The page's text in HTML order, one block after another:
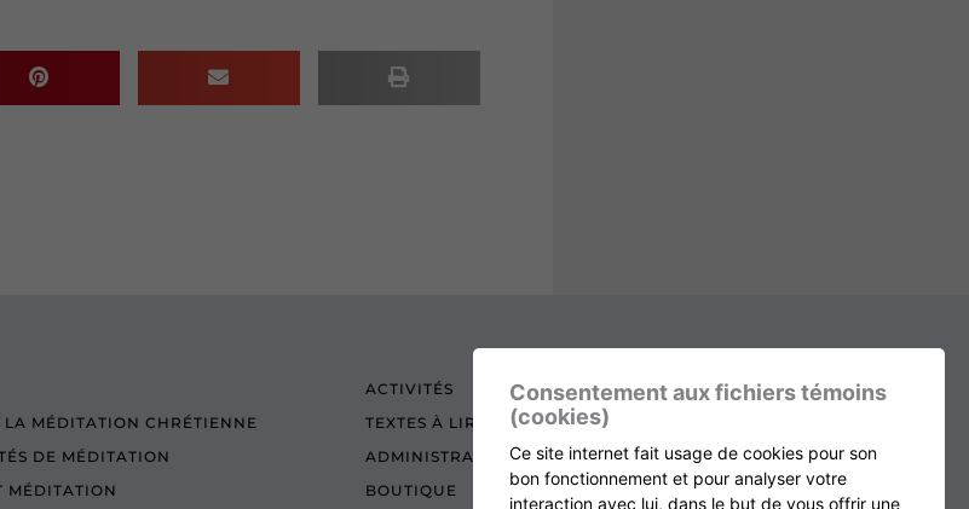
LA MÉDITATION CHRÉTIENNE
DE MÉDITATION
MÉDITATION
ACTIVITÉS
TEXTES À LIRE
ADMINISTRATION
BOUTIQUE
Consentement aux fichiers témoins
(cookies)
Ce site internet fait usage de cookies pour son
bon fonctionnement et pour analyser votre
interaction avec lui, dans le but de vous offrir une